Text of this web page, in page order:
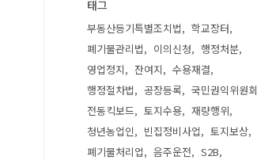
태그
부동산등기특별조치법
학교장터
폐기물관리법
이의신청
행정처분
영업정지
잔여지
수용재결
행정절차법
공장등록
국민권익위원회
전동킥보드
토지수용
재량행위
청년농업인
빈집정비사업
토지보상
폐기물처리업
음주운전
S2B